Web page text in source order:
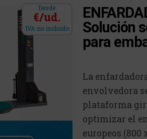
Desde
€/ud.
IVA no incluido
Solución
para
La
envolvedora
plataforma
optimizar el
europeos (800